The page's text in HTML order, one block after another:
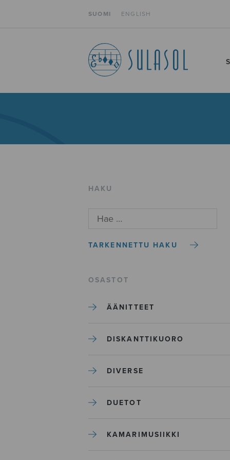
SUOMI ENGLISH
HAKU
TARKENNETTU HAKU
OSASTOT
ÄÄNITTEET
DISKANTTIKUORO
DIVERSE
DUETOT
KAMARIMUSIIKKI